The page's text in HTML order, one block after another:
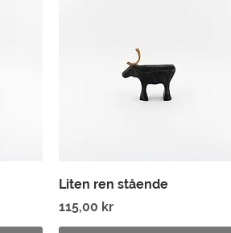
Snabbvisning
Liten ren stående
Pris
115,00 kr